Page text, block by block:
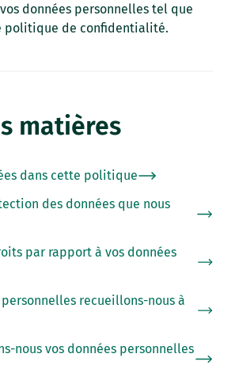
données personnelles tel que
politique de confidentialité.
matières
dans cette politique
des données que nous
par rapport à vos données
recueillons-nous à
nous vos données personnelles